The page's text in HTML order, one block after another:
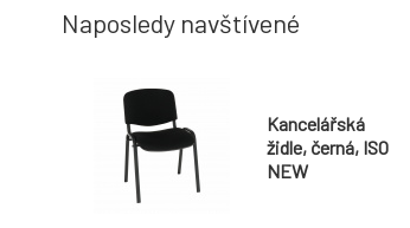
Naposledy navštívené
Kancelářská
židle, černá, ISO
NEW